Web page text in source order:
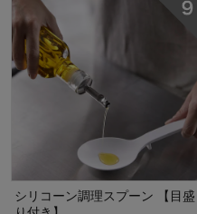
シリコーン調理スプーン 【目盛